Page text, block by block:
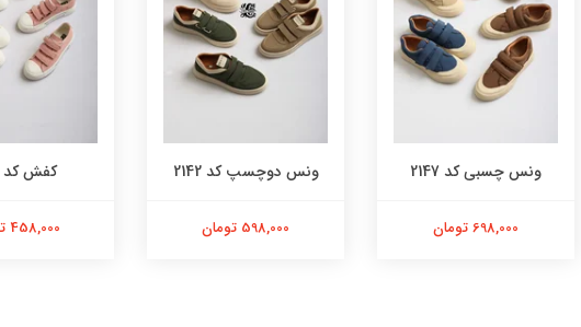
ونس چسبی کد 2147
698,000 تومان
ونس دوچسپ کد 2142
598,000 تومان
کفش کد 2141
458,000 تومان